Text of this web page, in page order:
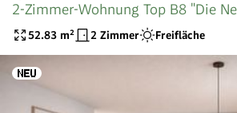
2-Zimmer-Wohnung Top B8 "Die
52.83 m² 2 Zimmer Freifläche